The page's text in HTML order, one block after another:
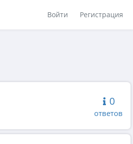
Войти Регистрация
0
ответов